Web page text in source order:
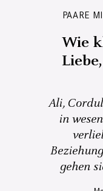
PAARE
Wie
Ali,
in
gehen